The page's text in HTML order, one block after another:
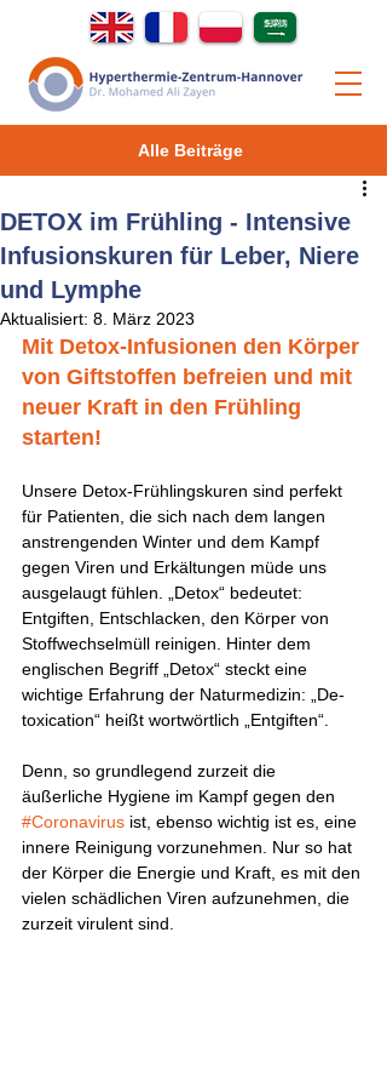
Alle Beiträge
DETOX im Frühling - Intensive
Infusionskuren für Leber, Niere
und Lymphe
Aktualisiert: 8. März 2023
Mit Detox-Infusionen den Körper
von Giftstoffen befreien und mit
neuer Kraft in den Frühling
starten!
Unsere Detox-Frühlingskuren sind perfekt
für Patienten, die sich nach dem langen
anstrengenden Winter und dem Kampf
gegen Viren und Erkältungen müde uns
ausgelaugt fühlen. „Detox“ bedeutet:
Entgiften, Entschlacken, den Körper von
Stoffwechselmüll reinigen. Hinter dem
englischen Begriff „Detox“ steckt eine
wichtige Erfahrung der Naturmedizin: „De-
toxication“ heißt wortwörtlich „Entgiften“.
Denn, so grundlegend zurzeit die
äußerliche Hygiene im Kampf gegen den
#Coronavirus ist, ebenso wichtig ist es, eine
innere Reinigung vorzunehmen. Nur so hat
der Körper die Energie und Kraft, es mit den
vielen schädlichen Viren aufzunehmen, die
zurzeit virulent sind.